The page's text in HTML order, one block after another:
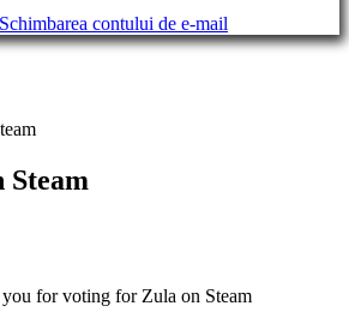
Schimbarea contului de e-mail
Steam
for voting for Zula on Steam